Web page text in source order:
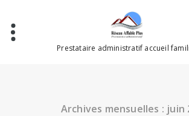
contenu
Prestataire administratif accueil
Archives mensuelles : juin